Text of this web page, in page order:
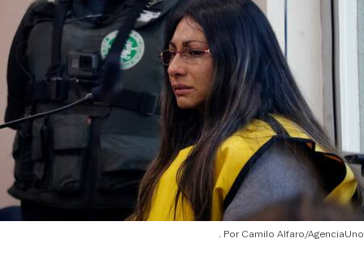
Camilo Alfaro/AgenciaUno